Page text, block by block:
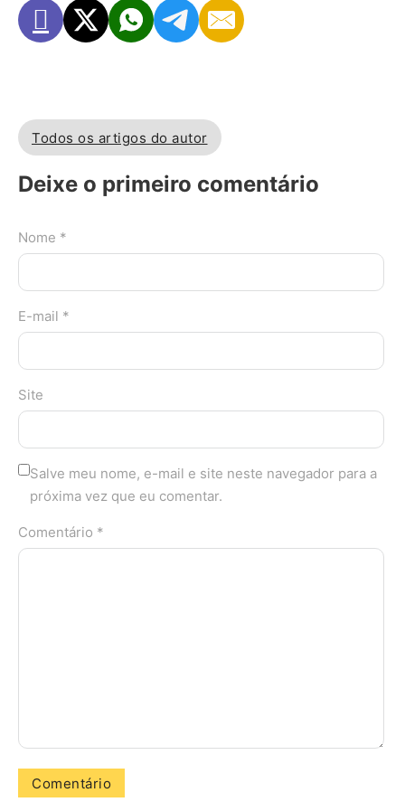
Todos os artigos do autor
Deixe o primeiro comentário
Nome *
E-mail *
Site
Salve meu nome, e-mail e site neste navegador para a
próxima vez que eu comentar.
Comentário *